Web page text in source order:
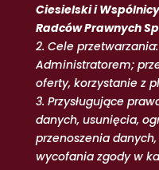
Ciesielski i
Radców Prawnych
2. Cele
Administratorem;
oferty, korzystanie z
3. Przysługujące
danych, usunięcia,
przenoszenia
wycofania zgody w